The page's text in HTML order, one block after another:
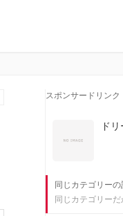
スポンサードリンク
ド
同じカテゴリーの
同じカテゴリー